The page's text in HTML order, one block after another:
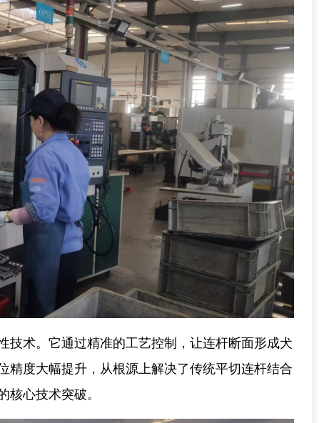
技术。它通过精准的工艺控制，让连杆断面形成犬
精度大幅提升，从根源上解决了传统平切连杆结合
核心技术突破。